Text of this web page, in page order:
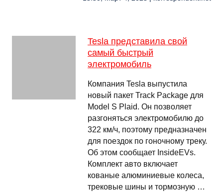
Tesla представила свой
самый быстрый
электромобиль
Компания Tesla выпустила
новый пакет Track Package для
Model S Plaid. Он позволяет
разгоняться электромобилю до
322 км/ч, поэтому предназначен
для поездок по гоночному треку.
Об этом сообщает InsideEVs.
Комплект авто включает
кованые алюминиевые колеса,
трековые шины и тормозную …